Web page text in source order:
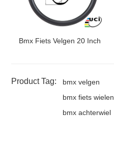
Bmx Fiets Velgen 20 Inch
Product Tag: bmx velgen
bmx fiets wielen
bmx achterwiel